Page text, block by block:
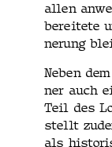
allen
bere­it­ete
nerung
Neben
ner auch
Teil des
stellt
als